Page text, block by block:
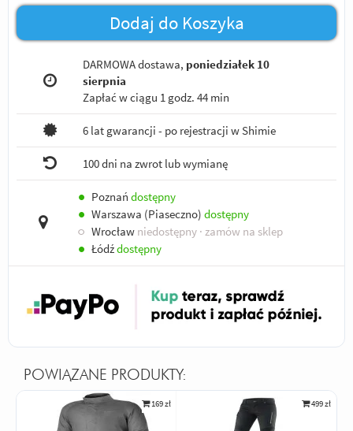
Dodaj do Koszyka
DARMOWA dostawa, poniedziałek 10
sierpnia
Zapłać w ciągu 1 godz. 44 min
6 lat gwarancji - po rejestracji w Shimie
100 dni na zwrot lub wymianę
● Poznań dostępny
● Warszawa (Piaseczno) dostępny
○ Wrocław niedostępny · zamów na sklep
● Łódźdostępny
POWIĄZANE PRODUKTY:
169 zł 499 zł